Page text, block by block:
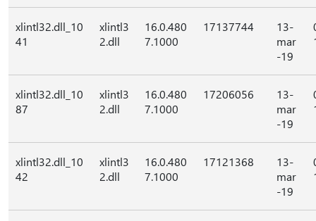
xlintl32.dll_10
41
xlintl3
2.dll
16.0.480
7.1000
17137744
13-
mar
-19
xlintl32.dll_10
87
xlintl3
2.dll
16.0.480
7.1000
17206056
13-
mar
-19
xlintl32.dll_10
42
xlintl3
2.dll
16.0.480
7.1000
17121368
13-
mar
-19